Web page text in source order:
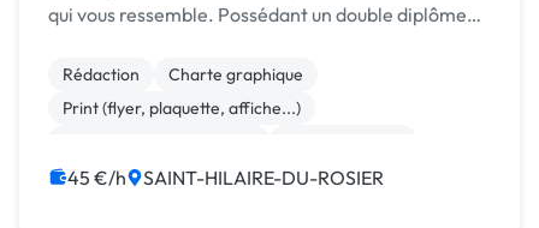
qui vous ressemble. Possédant un double diplôme
Manager des Stratégies Communication Marketing,
je suis en ...
Rédaction
Charte graphique
Print (flyer, plaquette, affiche...)
45 €/h SAINT-HILAIRE-DU-ROSIER